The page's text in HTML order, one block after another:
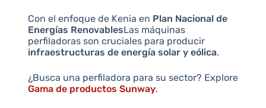
Con el enfoque de Kenia en Plan Nacional de
Energías RenovablesLas máquinas
perfiladoras son cruciales para producir
infraestructuras de energía solar y eólica.
¿Busca una perfiladora para su sector? Explore
Gama de productos Sunway.